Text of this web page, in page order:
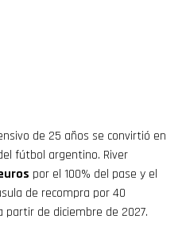
de 25 años se convirtió en
fútbol argentino. River
por el 100% del pase y el
de recompra por 40
de diciembre de 2027.